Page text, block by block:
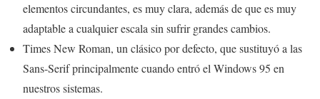
elementos circundantes, es muy clara, además de que es muy
adaptable a cualquier escala sin sufrir grandes cambios.
Times New Roman, un clásico por defecto, que sustituyó a las
Sans-Serif principalmente cuando entró el Windows 95 en
nuestros sistemas.